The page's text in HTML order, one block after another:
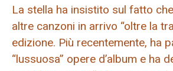
La stella ha insistito sul fatto
altre canzoni in arrivo “oltre la
edizione. Più recentemente, ha
“lussuosa” opere d’album e ha